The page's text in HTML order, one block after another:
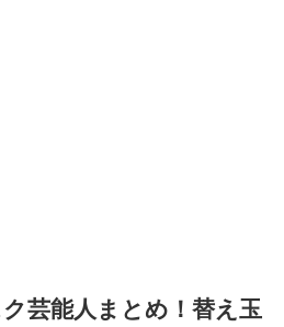
芸能人まとめ！替え玉